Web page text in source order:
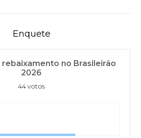
Enquete
rebaixamento no Brasileirão
2026
44 votos